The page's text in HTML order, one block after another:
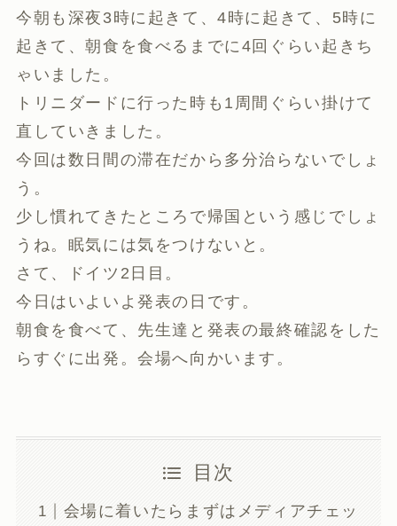
今朝も深夜3時に起きて、4時に起きて、5時に
起きて、朝食を食べるまでに4回ぐらい起きち
ゃいました。
トリニダードに行った時も1周間ぐらい掛けて
直していきました。
今回は数日間の滞在だから多分治らないでしょ
う。
少し慣れてきたところで帰国という感じでしょ
うね。眠気には気をつけないと。
さて、ドイツ2日目。
今日はいよいよ発表の日です。
朝食を食べて、先生達と発表の最終確認をした
らすぐに出発。会場へ向かいます。
目次
会場に着いたらまずはメディアチェッ